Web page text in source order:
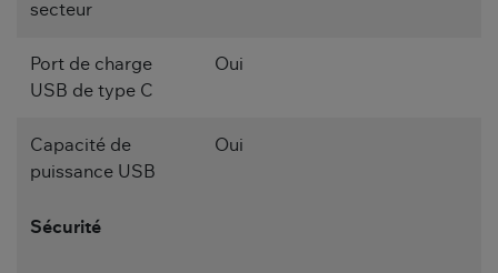
secteur
Port de charge
USB de type C
Oui
Capacité de
puissance USB
Oui
Sécurité